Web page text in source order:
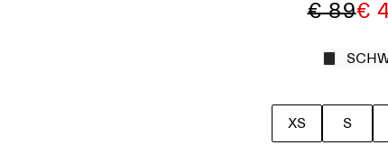
€ 89€
XS S